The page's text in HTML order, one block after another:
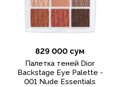
829 000 сум
Палетка теней Dior
Backstage Eye Palette -
001 Nude Essentials